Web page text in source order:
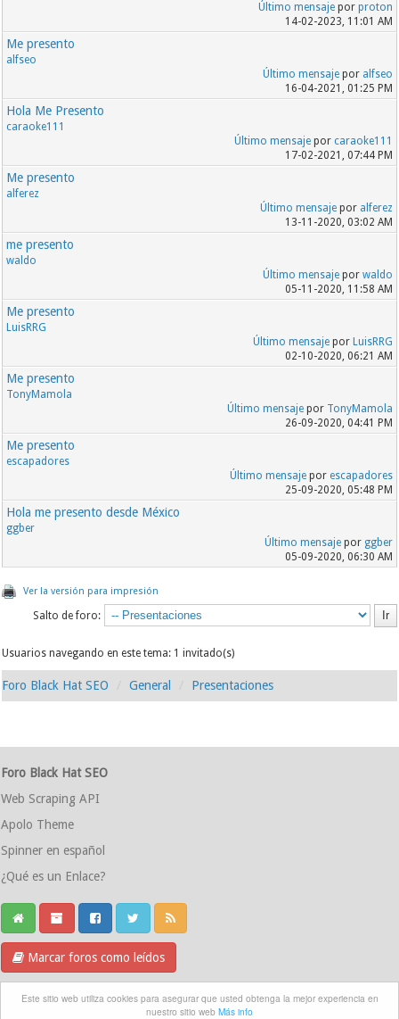
Este sitio web utiliza cookies para asegurar que usted obtenga la mejor experiencia en
nuestro sitio web Más info
Último mensajepor proton
14-02-2023, 11:01 AM
Me presento
alfseo
Último mensajepor alfseo
16-04-2021, 01:25 PM
Hola Me Presento
caraoke111
Último mensajepor caraoke111
17-02-2021, 07:44 PM
Me presento
alferez
Último mensajepor alferez
13-11-2020, 03:02 AM
me presento
waldo
Último mensajepor waldo
05-11-2020, 11:58 AM
Me presento
LuisRRG
Último mensajepor LuisRRG
02-10-2020, 06:21 AM
Me presento
TonyMamola
Último mensajepor TonyMamola
26-09-2020, 04:41 PM
Me presento
escapadores
Último mensajepor escapadores
25-09-2020, 05:48 PM
Hola me presento desde México
ggber
Último mensajepor ggber
05-09-2020, 06:30 AM
Ver la versión para impresión
Salto de foro:
Usuarios navegando en este tema: 1 invitado(s)
Foro Black Hat SEO General Presentaciones
Foro Black Hat SEO
Web Scraping API
Apolo Theme
Spinner en español
¿Qué es un Enlace?
Marcar foros como leídos
Grupo Telegram